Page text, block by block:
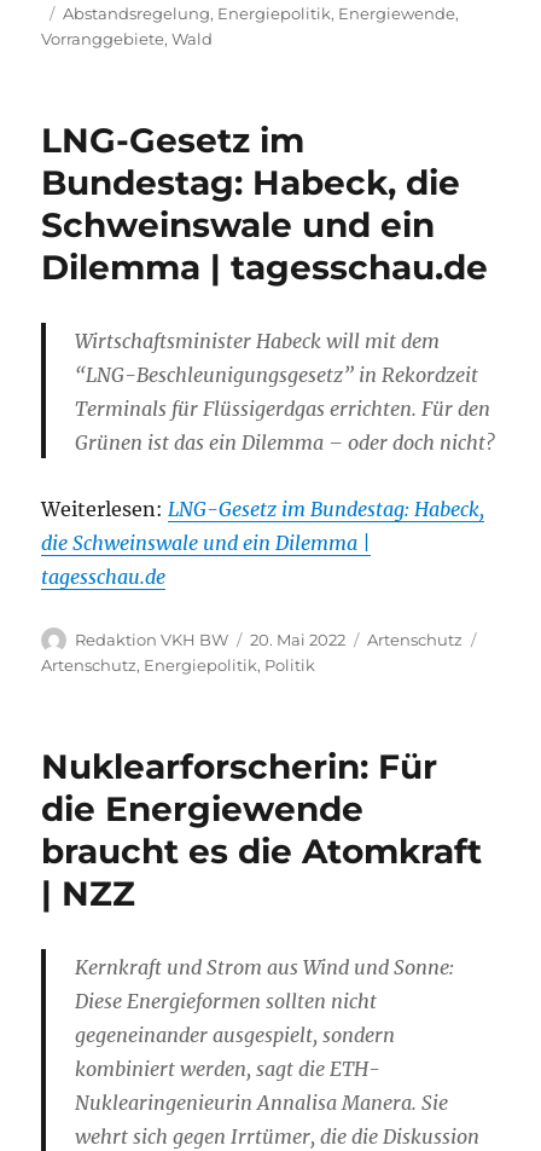
am
Schlagwörter
Abstandsregelung, Energiepolitik, Energiewende,
Vorranggebiete,Wald
LNG-Gesetz im
Bundestag: Habeck, die
Schweinswale und ein
Dilemma | tagesschau.de
Wirtschaftsminister Habeck will mit dem
“LNG-Beschleunigungsgesetz” in Rekordzeit
Terminals für Flüssigerdgas errichten. Für den
Grünen ist das ein Dilemma – oder doch nicht?
Weiterlesen: LNG-Gesetz im Bundestag: Habeck,
die Schweinswale und ein Dilemma |
tagesschau.de
Autor
Redaktion VKH BW
Veröffentlicht
am
20. Mai 2022 Kategorien
Artenschutz
Artenschutz, Energiepolitik, Politik
Nuklearforscherin: Für
die Energiewende
braucht es die Atomkraft
| NZZ
Kernkraft und Strom aus Wind und Sonne:
Diese Energieformen sollten nicht
gegeneinander ausgespielt, sondern
kombiniert werden, sagt die ETH-
Nuklearingenieurin Annalisa Manera. Sie
wehrt sich gegen Irrtümer, die die Diskussion